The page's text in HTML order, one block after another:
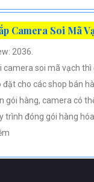
Camera Soi Mã
2036.
camera soi mã vạch
đặt cho các shop bán
gói hàng, camera có
trình đóng gói hàng